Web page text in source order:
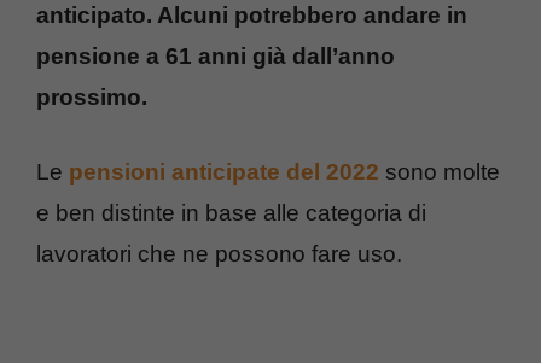
anticipato. Alcuni potrebbero andare in
pensione a 61 anni già dall’anno
prossimo.
Le pensioni anticipate del 2022 sono molte
e ben distinte in base alle categoria di
lavoratori che ne possono fare uso.